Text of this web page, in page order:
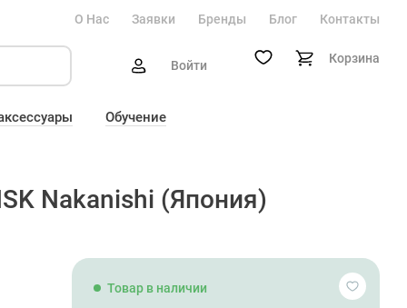
О Нас Заявки Бренды Блог Контакты
Войти Корзина
Обучение
Nakanishi (Япония)
Товар в наличии